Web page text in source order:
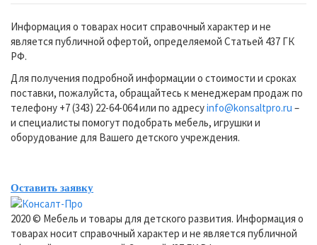
Информация о товарах носит справочный характер и не
является публичной офертой, определяемой Статьей 437 ГК
РФ.
Для получения подробной информации о стоимости и сроках
поставки, пожалуйста, обращайтесь к менеджерам продаж по
телефону +7 (343) 22-64-064 или по адресуinfo@konsaltpro.ru –
и специалисты помогут подобрать мебель, игрушки и
оборудование для Вашего детского учреждения.
Оставить заявку
2020 © Мебель и товары для детского развития. Информация о
товарах носит справочный характер и не является публичной